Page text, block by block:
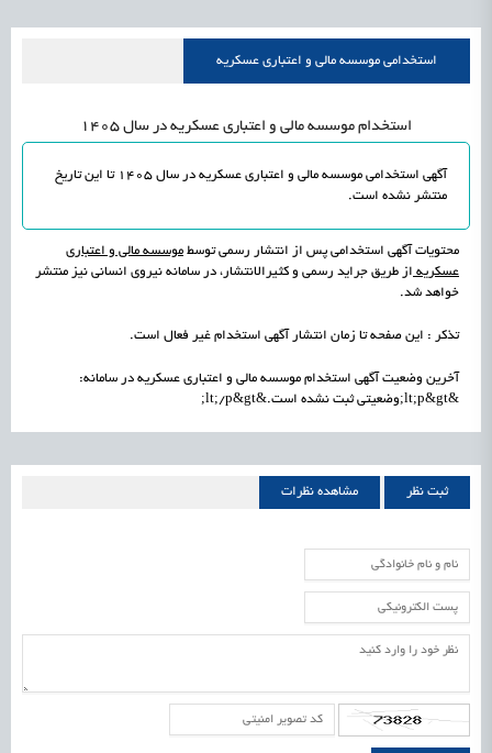
استخدامی موسسه مالی و اعتباری عسکریه
استخدام موسسه مالی و اعتباری عسکریه در سال 1405
آگهی استخدامی موسسه مالی و اعتباری عسکریه در سال 1405 تا این تاریخ
منتشر نشده است.
محتویات آگهی استخدامی پس از انتشار رسمی توسط موسسه مالی و اعتباری
عسکریه از طریق جراید رسمی و کثیرالانتشار، در سامانه نیروی انسانی نیز منتشر
خواهد شد.
تذکر : این صفحه تا زمان انتشار آگهی استخدام غیر فعال است.
آخرین وضعیت آگهی استخدام موسسه مالی و اعتباری عسکریه در سامانه:
&lt;p&gt;وضعیتی ثبت نشده است.&lt;/p&gt;
ثبت نظر مشاهده نظرات